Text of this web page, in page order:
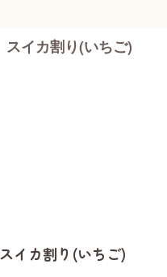
スイカ割り(いちご)